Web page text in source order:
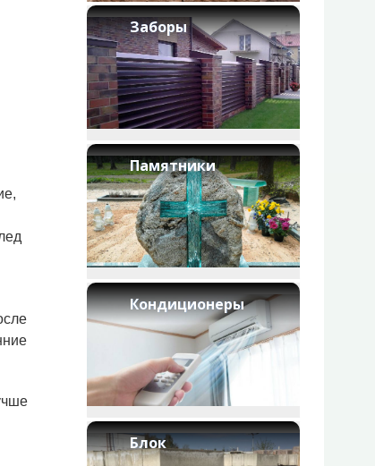
Заборы
Памятники
Кондиционеры
Блок